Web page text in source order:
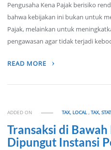
Pengusaha Kena Pajak berisiko
bahwa kebijakan ini bukan untuk
Pajak, melainkan untuk
pengawasan agar tidak terjadi
READ MORE
ADDED ON TAX, LOCAL,TAX,
Transaksi di Bawah
Dipungut Instansi